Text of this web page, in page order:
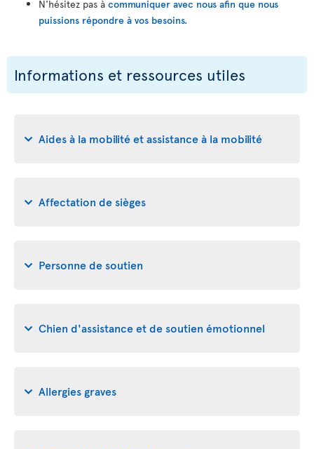
N'hésitez pas à communiquer avec nous afin que nous
puissions répondre à vos besoins.
Informations et ressources utiles
Aides à la mobilité et assistance à la mobilité
Affectation de sièges
Personne de soutien
Chien d'assistance et de soutien émotionnel
Allergies graves